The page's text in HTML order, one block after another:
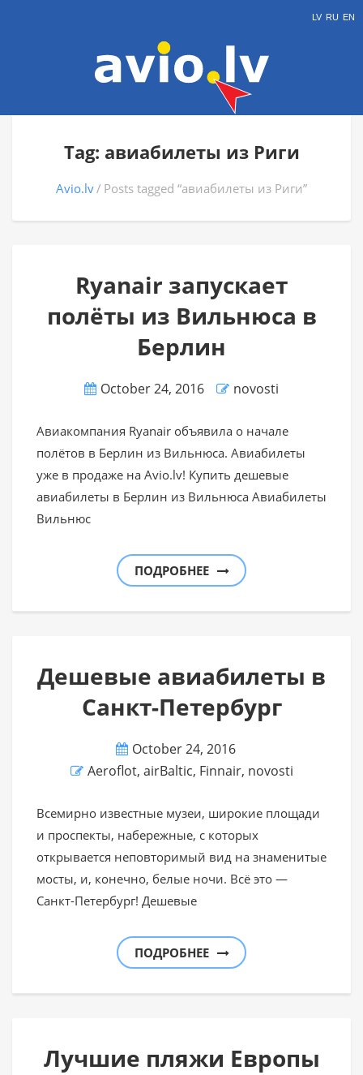
LV RU EN
Tag: авиабилеты из Риги
Avio.lv Posts tagged “авиабилеты из Риги”
Ryanair запускает
полёты из Вильнюса в
Берлин
October 24, 2016 novosti
Авиакомпания Ryanair объявила о начале
полётов в Берлин из Вильнюса. Авиабилеты
уже в продаже на Avio.lv! Купить дешевые
авиабилеты в Берлин из Вильнюса Авиабилеты
Вильнюс
ПОДРОБНЕЕ
Дешевые авиабилеты в
Санкт-Петербург
October 24, 2016
Aeroflot, airBaltic, Finnair, novosti
Всемирно известные музеи, широкие площади
и проспекты, набережные, с которых
открывается неповторимый вид на знаменитые
мосты, и, конечно, белые ночи. Всё это —
Санкт-Петербург! Дешевые
ПОДРОБНЕЕ
Лучшие пляжи Европы